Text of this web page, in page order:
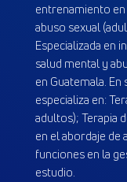
entrenamiento
abuso sexual
Especializada en
salud mental y
en Guatemala.
especializa en:
adultos); Terapia
en el abordaje de
funciones en la
estudio.